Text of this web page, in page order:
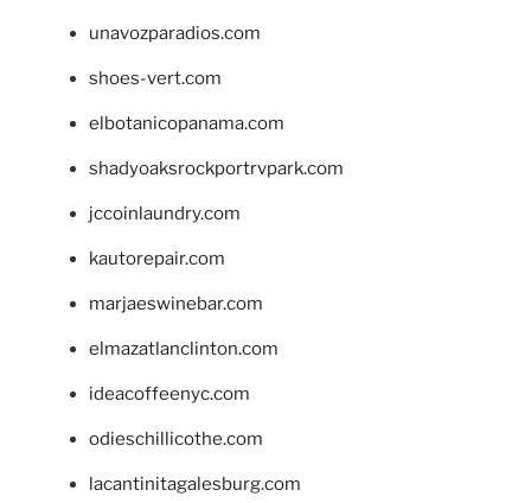
unavozparadios.com
shoes-vert.com
elbotanicopanama.com
shadyoaksrockportrvpark.com
jccoinlaundry.com
kautorepair.com
marjaeswinebar.com
elmazatlanclinton.com
ideacoffeenyc.com
odieschillicothe.com
lacantinitagalesburg.com